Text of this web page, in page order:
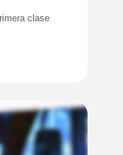
clase